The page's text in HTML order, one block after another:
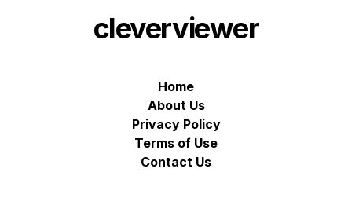
cleverviewer
Home
About Us
Privacy Policy
Terms of Use
Contact Us